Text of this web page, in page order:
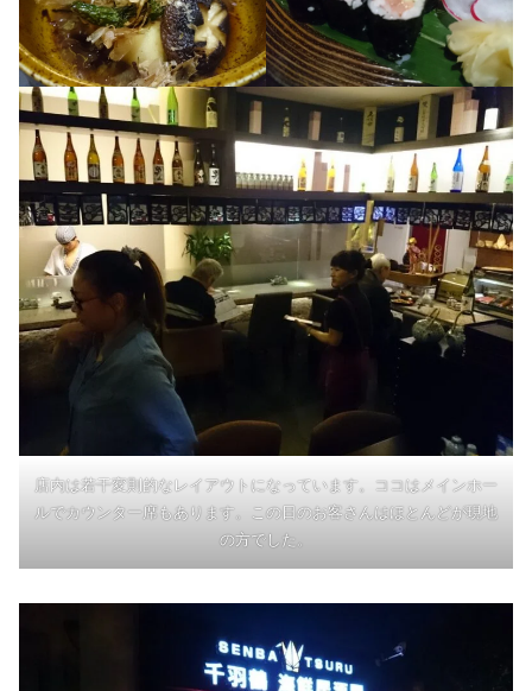
店内は若干変則的なレイアウトになっています。ココはメインホー
ルでカウンター席もあります。この日のお客さんはほとんどが現地
の方でした。